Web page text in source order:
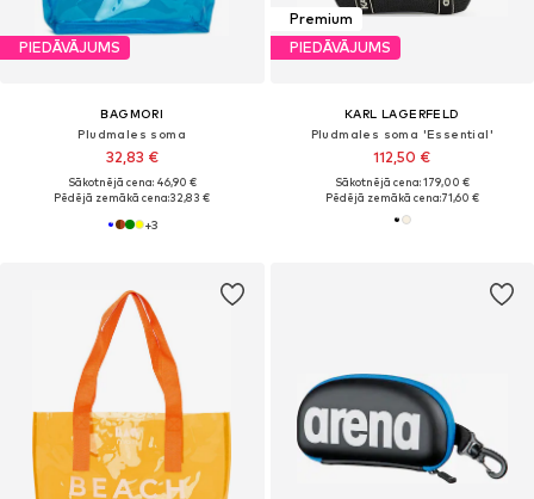
PIEDĀVĀJUMS
BAGMORI
Pludmales soma
32,83 €
Sākotnējā cena: 46,90 €
Pēdējā zemākā cena:32,83 €
+3
Premium
PIEDĀVĀJUMS
KARL LAGERFELD
Pludmales soma 'Essential'
112,50 €
Sākotnējā cena: 179,00 €
Pēdējā zemākā cena:71,60 €